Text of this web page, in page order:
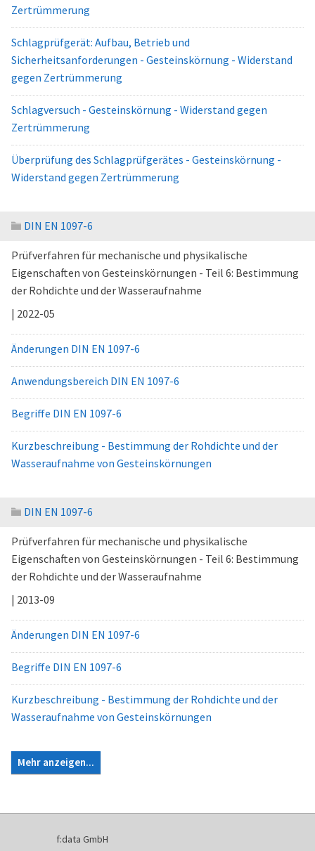
Zertrümmerung
Schlagprüfgerät: Aufbau, Betrieb und
Sicherheitsanforderungen - Gesteinskörnung - Widerstand
gegen Zertrümmerung
Schlagversuch - Gesteinskörnung - Widerstand gegen
Zertrümmerung
Überprüfung des Schlagprüfgerätes - Gesteinskörnung -
Widerstand gegen Zertrümmerung
DIN EN 1097-6
Prüfverfahren für mechanische und physikalische
Eigenschaften von Gesteinskörnungen - Teil 6: Bestimmung
der Rohdichte und der Wasseraufnahme
| 2022-05
Änderungen DIN EN 1097-6
Anwendungsbereich DIN EN 1097-6
Begriffe DIN EN 1097-6
Kurzbeschreibung - Bestimmung der Rohdichte und der
Wasseraufnahme von Gesteinskörnungen
DIN EN 1097-6
Prüfverfahren für mechanische und physikalische
Eigenschaften von Gesteinskörnungen - Teil 6: Bestimmung
der Rohdichte und der Wasseraufnahme
| 2013-09
Änderungen DIN EN 1097-6
Begriffe DIN EN 1097-6
Kurzbeschreibung - Bestimmung der Rohdichte und der
Wasseraufnahme von Gesteinskörnungen
Mehr anzeigen...
f:data GmbH